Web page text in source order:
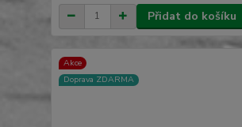
Přidat do košíku
Akce
Doprava ZDARMA